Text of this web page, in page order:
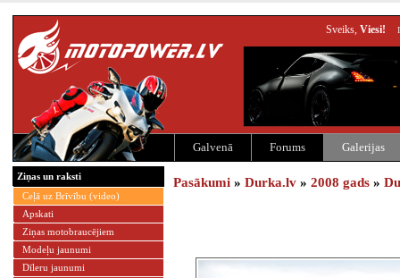
Sveiks, Viesi!
Galvenā Forums Galerijas
Ziņas un raksti
Ceļā uz Brīvību (video)
Apskati
Ziņas motobraucējiem
Modeļu jaunumi
Dīleru jaunumi
Pasākumi » Durka.lv » 2008 gads »